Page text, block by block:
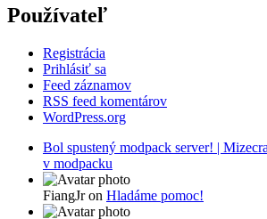
Používateľ
Registrácia
Prihlásiť sa
Feed záznamov
RSS feed komentárov
WordPress.org
Bol spustený modpack server! |
v modpacku
FiangJr on Hladáme pomoc!